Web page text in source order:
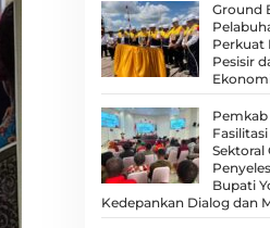
Ground
Perkuat
Pesisir
Sektoral
Bupati
Kedepankan Dialog dan